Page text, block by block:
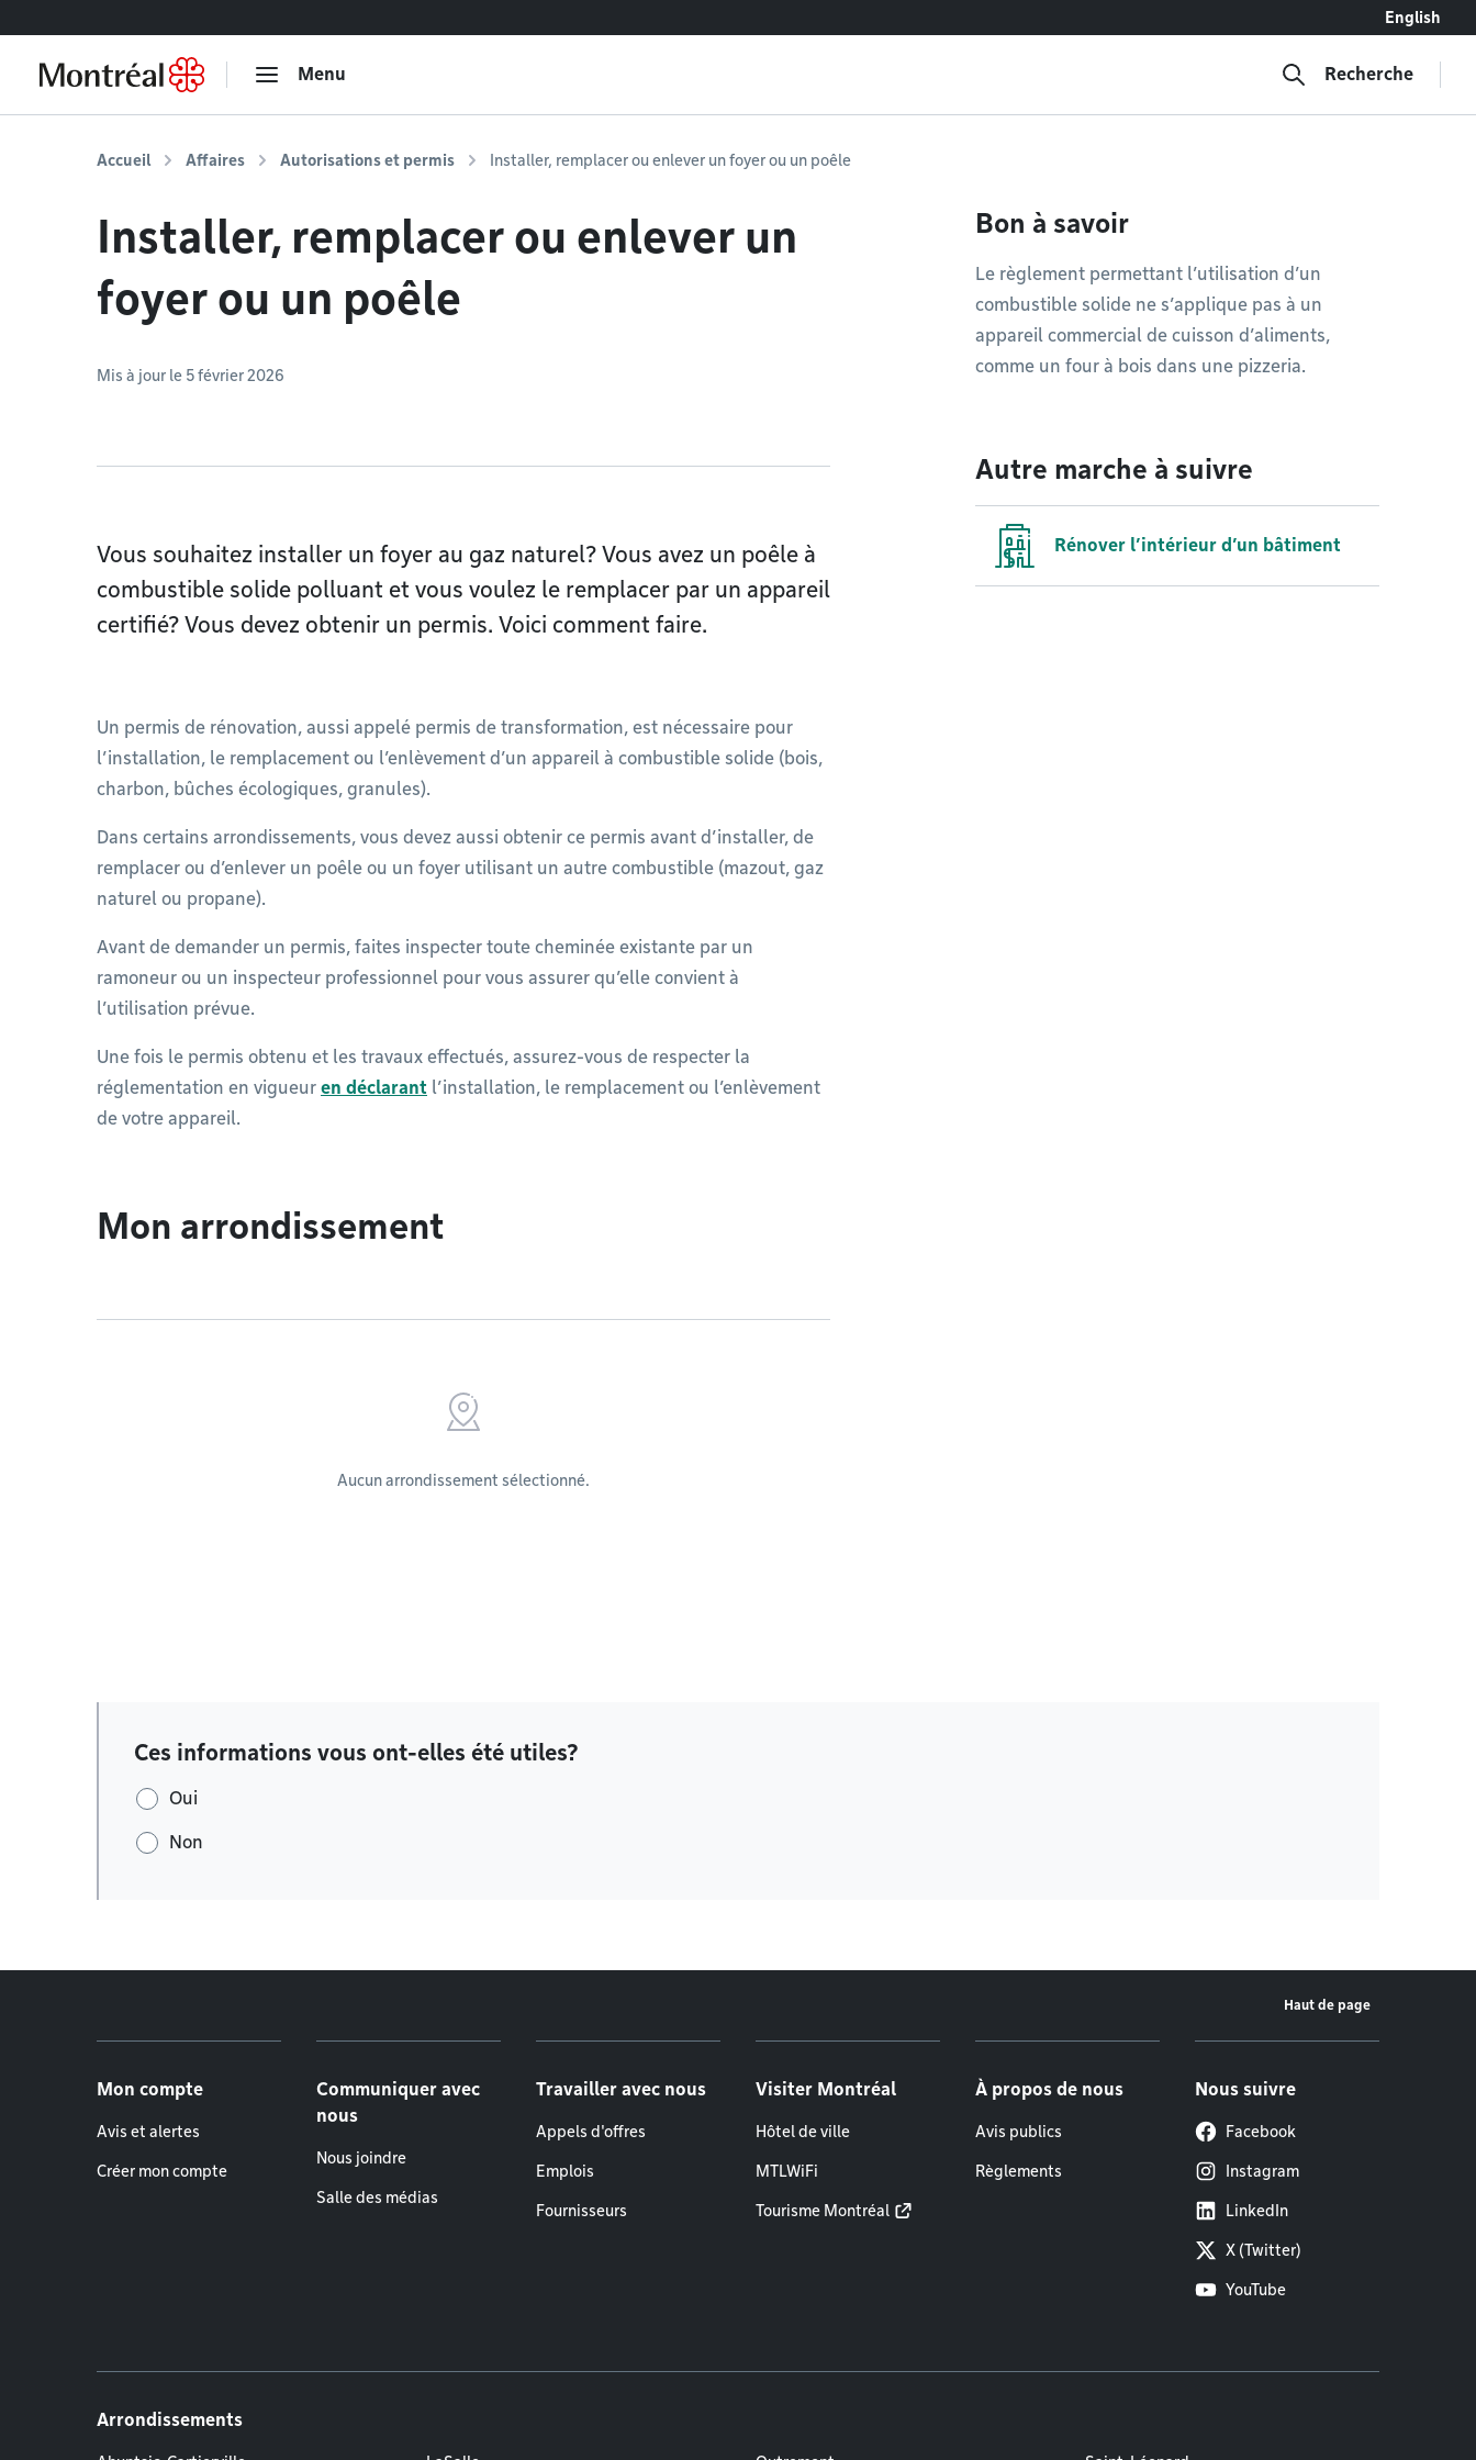
English
Menu Recherche
Accueil Affaires Autorisations et permis Installer, remplacer ou enlever un foyer ou un poêle
Installer, remplacer ou enlever un
foyer ou un poêle
Mis à jour le 5 février 2026
Vous souhaitez installer un foyer au gaz naturel? Vous avez un poêle à
combustible solide polluant et vous voulez le remplacer par un appareil
certifié? Vous devez obtenir un permis. Voici comment faire.
Un permis de rénovation, aussi appelé permis de transformation, est nécessaire pour
l’installation, le remplacement ou l’enlèvement d’un appareil à combustible solide (bois,
charbon, bûches écologiques, granules).
Dans certains arrondissements, vous devez aussi obtenir ce permis avant d’installer, de
remplacer ou d’enlever un poêle ou un foyer utilisant un autre combustible (mazout, gaz
naturel ou propane).
Avant de demander un permis, faites inspecter toute cheminée existante par un
ramoneur ou un inspecteur professionnel pour vous assurer qu’elle convient à
l’utilisation prévue.
Une fois le permis obtenu et les travaux effectués, assurez-vous de respecter la
réglementation en vigueur en déclarant l’installation, le remplacement ou l’enlèvement
de votre appareil.
Mon arrondissement
Aucun arrondissement sélectionné.
Bon à savoir
Le règlement permettant l’utilisation d’un
combustible solide ne s’applique pas à un
appareil commercial de cuisson d’aliments,
comme un four à bois dans une pizzeria.
Autre marche à suivre
Rénover l’intérieur d’un bâtiment
Ces informations vous ont-elles été utiles?
Oui
Non
Haut de page
Mon compte
Avis et alertes
Créer mon compte
Communiquer avec
nous
Nous joindre
Salle des médias
Travailler avec nous
Appels d'offres
Emplois
Fournisseurs
Visiter Montréal
Hôtel de ville
MTLWiFi
Tourisme Montréal
À propos de nous
Avis publics
Règlements
Nous suivre
Facebook
Instagram
LinkedIn
X (Twitter)
YouTube
Arrondissements